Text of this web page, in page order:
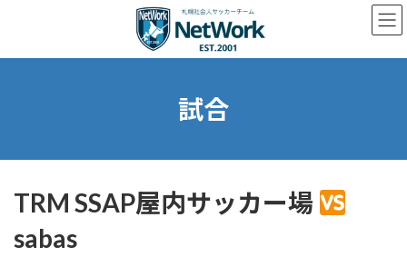
ン
ー
試合
TRM SSAP屋内サッカー場
sabas